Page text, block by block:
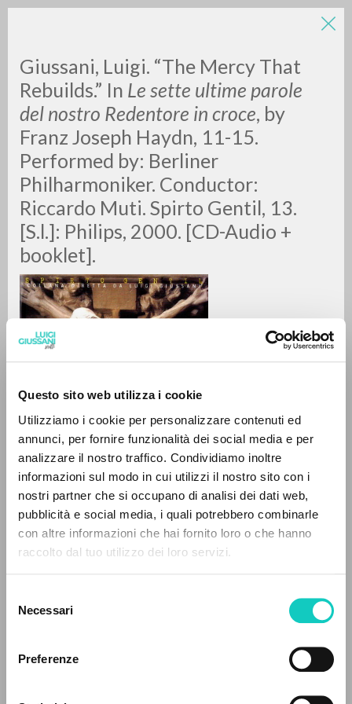
Questo sito web utilizza i cookie
Utilizziamo i cookie per personalizzare contenuti ed
annunci, per fornire funzionalità dei social media e per
analizzare il nostro traffico. Condividiamo inoltre
informazioni sul modo in cui utilizzi il nostro sito con i
nostri partner che si occupano di analisi dei dati web,
pubblicità e social media, i quali potrebbero combinarle
con altre informazioni che hai fornito loro o che hanno
raccolto dal tuo utilizzo dei loro servizi.
delNecessari
Preferenze
Giussani, Luigi. “The Mercy That
Rebuilds.” In Le sette ultime parole
del nostro Redentore in croce, by
Franz Joseph Haydn, 11-15.
Performed by: Berliner
Philharmoniker. Conductor:
Riccardo Muti. Spirto Gentil, 13.
[S.l.]: Philips, 2000. [CD-Audio +
booklet].
Giussani LuigiAutore
Haydn Franz Joseph Compositore
PHILIPS
0DOCUMENTI TROVATI
IL PROGETTO
Il portale raccoglie e rende accessibili gli scritti
di Luigi Giussani: quasi 5000 voci bibliografiche,
testi integrali in 5 lingue e percorsi tematici
dedicati.